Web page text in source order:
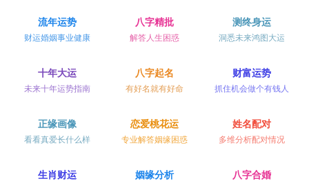
流年运势
财运婚姻事业健康
八字精批
解答人生困惑
测终身运
洞悉未来鸿图大运
十年大运
未来十年运势指南
八字起名
有好名就有好命
财富运势
抓住机会做个有钱人
正缘画像
看看真爱长什么样
恋爱桃花运
专业解答姻缘困惑
姓名配对
多维分析配对情况
生肖财运 姻缘分析 八字合婚